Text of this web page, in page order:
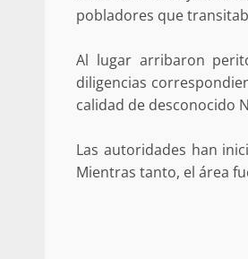
pobladores que
Al lugar arribaron
diligencias
calidad de desconocido
Las autoridades han
Mientras tanto, el área
Poder
Catalina
10 marzo